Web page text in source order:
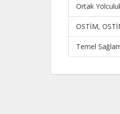
Ortak
OSTİM,
Temel